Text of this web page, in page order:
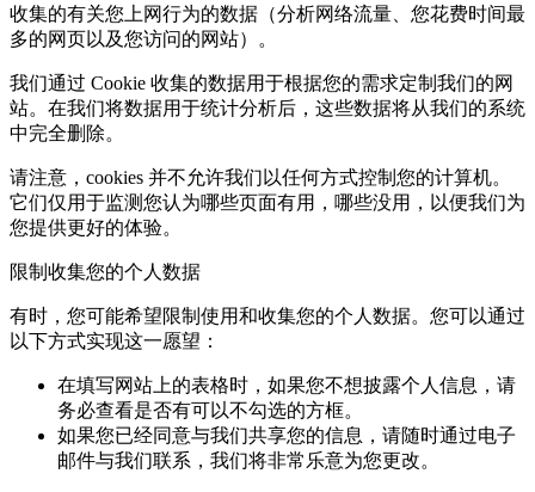
收集的有关您上网行为的数据（分析网络流量、您花费时间最
多的网页以及您访问的网站）。
我们通过 Cookie 收集的数据用于根据您的需求定制我们的网
站。在我们将数据用于统计分析后，这些数据将从我们的系统
中完全删除。
请注意，cookies 并不允许我们以任何方式控制您的计算机。
它们仅用于监测您认为哪些页面有用，哪些没用，以便我们为
您提供更好的体验。
限制收集您的个人数据
有时，您可能希望限制使用和收集您的个人数据。您可以通过
以下方式实现这一愿望：
在填写网站上的表格时，如果您不想披露个人信息，请
务必查看是否有可以不勾选的方框。
如果您已经同意与我们共享您的信息，请随时通过电子
邮件与我们联系，我们将非常乐意为您更改。